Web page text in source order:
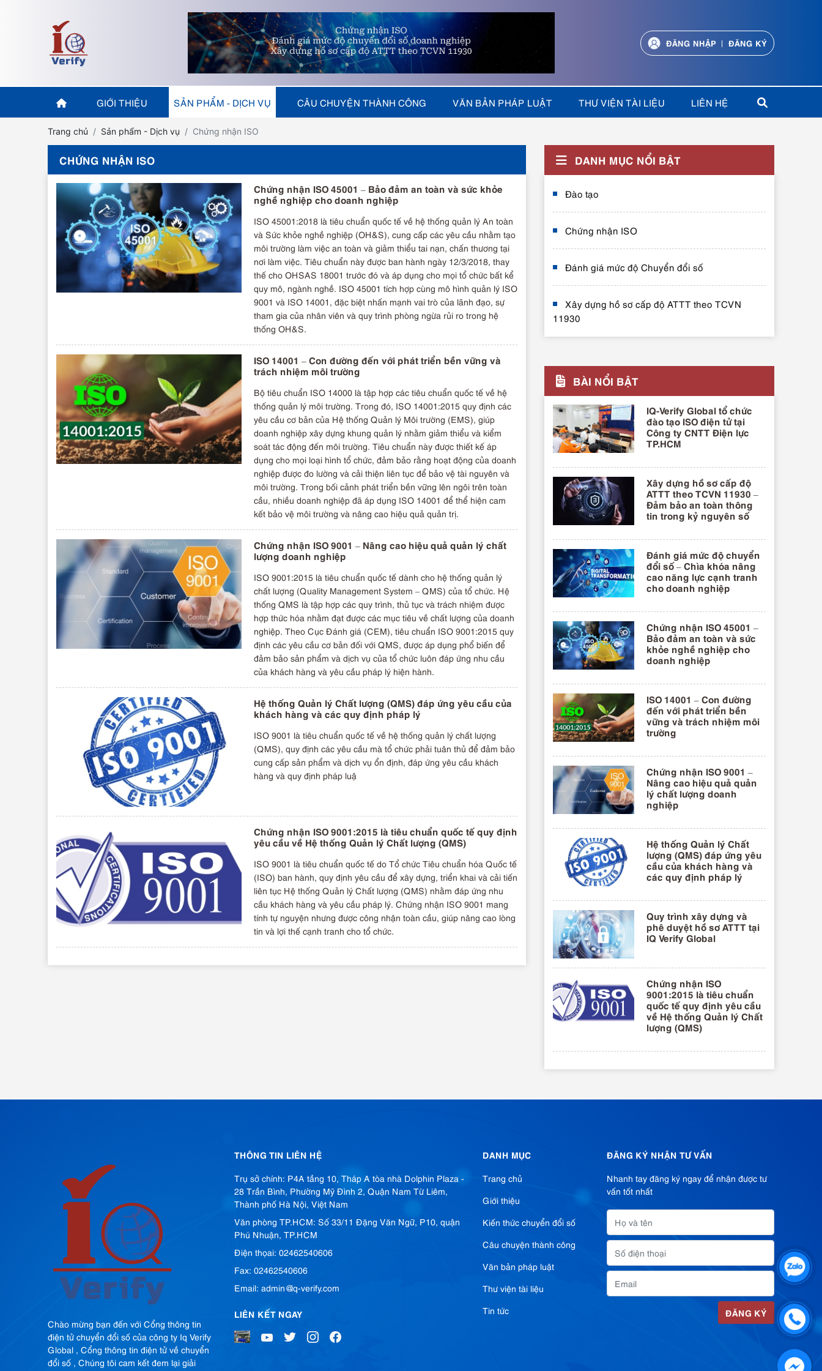
ĐĂNG NHẬP ĐĂNG KÝ
GIỚI THIỆU SẢN PHẨM - DỊCH VỤ CÂU CHUYỆN THÀNH CÔNG VĂN BẢN PHÁP LUẬT THƯ VIỆN TÀI LIỆU LIÊN HỆ
Trang chủ Sản phẩm - Dịch vụ Chứng nhận ISO
CHỨNG NHẬN ISO
Chứng nhận ISO 45001 – Bảo đảm an toàn và sức khỏe
nghề nghiệp cho doanh nghiệp
ISO 45001:2018 là tiêu chuẩn quốc tế về hệ thống quản lý An toàn
và Sức khỏe nghề nghiệp (OH&S), cung cấp các yêu cầu nhằm tạo
môi trường làm việc an toàn và giảm thiểu tai nạn, chấn thương tại
nơi làm việc. Tiêu chuẩn này được ban hành ngày 12/3/2018, thay
thế cho OHSAS 18001 trước đó và áp dụng cho mọi tổ chức bất kể
quy mô, ngành nghề. ISO 45001 tích hợp cùng mô hình quản lý ISO
9001 và ISO 14001, đặc biệt nhấn mạnh vai trò của lãnh đạo, sự
tham gia của nhân viên và quy trình phòng ngừa rủi ro trong hệ
thống OH&S.
ISO 14001 – Con đường đến với phát triển bền vững và
trách nhiệm môi trường
Bộ tiêu chuẩn ISO 14000 là tập hợp các tiêu chuẩn quốc tế về hệ
thống quản lý môi trường. Trong đó, ISO 14001:2015 quy định các
yêu cầu cơ bản của Hệ thống Quản lý Môi trường (EMS), giúp
doanh nghiệp xây dựng khung quản lý nhằm giảm thiểu và kiểm
soát tác động đến môi trường. Tiêu chuẩn này được thiết kế áp
dụng cho mọi loại hình tổ chức, đảm bảo rằng hoạt động của doanh
nghiệp được đo lường và cải thiện liên tục để bảo vệ tài nguyên và
môi trường. Trong bối cảnh phát triển bền vững lên ngôi trên toàn
cầu, nhiều doanh nghiệp đã áp dụng ISO 14001 để thể hiện cam
kết bảo vệ môi trường và nâng cao hiệu quả quản trị.
Chứng nhận ISO 9001 – Nâng cao hiệu quả quản lý chất
lượng doanh nghiệp
ISO 9001:2015 là tiêu chuẩn quốc tế dành cho hệ thống quản lý
chất lượng (Quality Management System – QMS) của tổ chức. Hệ
thống QMS là tập hợp các quy trình, thủ tục và trách nhiệm được
hợp thức hóa nhằm đạt được các mục tiêu về chất lượng của doanh
nghiệp. Theo Cục Đánh giá (CEM), tiêu chuẩn ISO 9001:2015 quy
định các yêu cầu cơ bản đối với QMS, được áp dụng phổ biến để
đảm bảo sản phẩm và dịch vụ của tổ chức luôn đáp ứng nhu cầu
của khách hàng và yêu cầu pháp lý hiện hành.
Hệ thống Quản lý Chất lượng (QMS) đáp ứng yêu cầu của
khách hàng và các quy định pháp lý
ISO 9001 là tiêu chuẩn quốc tế về hệ thống quản lý chất lượng
(QMS), quy định các yêu cầu mà tổ chức phải tuân thủ để đảm bảo
cung cấp sản phẩm và dịch vụ ổn định, đáp ứng yêu cầu khách
hàng và quy định pháp luậ
Chứng nhận ISO 9001:2015 là tiêu chuẩn quốc tế quy định
yêu cầu về Hệ thống Quản lý Chất lượng (QMS)
ISO 9001 là tiêu chuẩn quốc tế do Tổ chức Tiêu chuẩn hóa Quốc tế
(ISO) ban hành, quy định yêu cầu để xây dựng, triển khai và cải tiến
liên tục Hệ thống Quản lý Chất lượng (QMS) nhằm đáp ứng nhu
cầu khách hàng và yêu cầu pháp lý. Chứng nhận ISO 9001 mang
tính tự nguyện nhưng được công nhận toàn cầu, giúp nâng cao lòng
tin và lợi thế cạnh tranh cho tổ chức.
DANH MỤC NỔI BẬT
Đào tạo
Chứng nhận ISO
Đánh giá mức độ Chuyển đổi số
Xây dựng hồ sơ cấp độ ATTT theo TCVN
11930
BÀI NỔI BẬT
IQ-Verify Global tổ chức
đào tạo ISO điện tử tại
Công ty CNTT Điện lực
TP.HCM
Xây dựng hồ sơ cấp độ
ATTT theo TCVN 11930 –
Đảm bảo an toàn thông
tin trong kỷ nguyên số
Đánh giá mức độ chuyển
đổi số – Chìa khóa nâng
cao năng lực cạnh tranh
cho doanh nghiệp
Chứng nhận ISO 45001 –
Bảo đảm an toàn và sức
khỏe nghề nghiệp cho
doanh nghiệp
ISO 14001 – Con đường
đến với phát triển bền
vững và trách nhiệm môi
trường
Chứng nhận ISO 9001 –
Nâng cao hiệu quả quản
lý chất lượng doanh
nghiệp
Hệ thống Quản lý Chất
lượng (QMS) đáp ứng yêu
cầu của khách hàng và
các quy định pháp lý
Quy trình xây dựng và
phê duyệt hồ sơ ATTT tại
IQ Verify Global
Chứng nhận ISO
9001:2015 là tiêu chuẩn
quốc tế quy định yêu cầu
về Hệ thống Quản lý Chất
lượng (QMS)
Chào mừng bạn đến với Cổng thông tin
điện tử chuyển đổi số của công ty Iq Verify
Global , Cổng thông tin điện tử về chuyển
đổi số , Chúng tôi cam kết đem lại giải
THÔNG TIN LIÊN HỆ
Trụ sở chính: P4A tầng 10, Tháp A tòa nhà Dolphin Plaza -
28 Trần Bình, Phường Mỹ Đình 2, Quận Nam Từ Liêm,
Thành phố Hà Nội, Việt Nam
Văn phòng TP.HCM: Số 33/11 Đặng Văn Ngữ, P10, quận
Phú Nhuận, TP.HCM
Điện thọai: 02462540606
Fax: 02462540606
Email: admin@iq-verify.com
LIÊN KẾT NGAY
DANH MỤC
Trang chủ
Giới thiệu
Kiến thức chuyển đổi số
Câu chuyện thành công
Văn bản pháp luật
Thư viện tài liệu
Tin tức
ĐĂNG KÝ NHẬN TƯ VẤN
Nhanh tay đăng ký ngay để nhận được tư
vấn tốt nhất